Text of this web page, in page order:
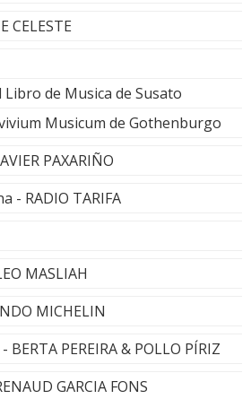
CELESTE
Libro de Musica de Susato
Musicum de Gothenburgo
PAXARIÑO
- RADIO TARIFA
MASLIAH
MICHELIN
PEREIRA & POLLO PÍRIZ
GARCIA FONS